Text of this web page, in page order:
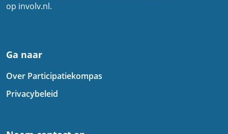
op involv.nl.
Ga naar
Over Participatiekompas
Privacybeleid